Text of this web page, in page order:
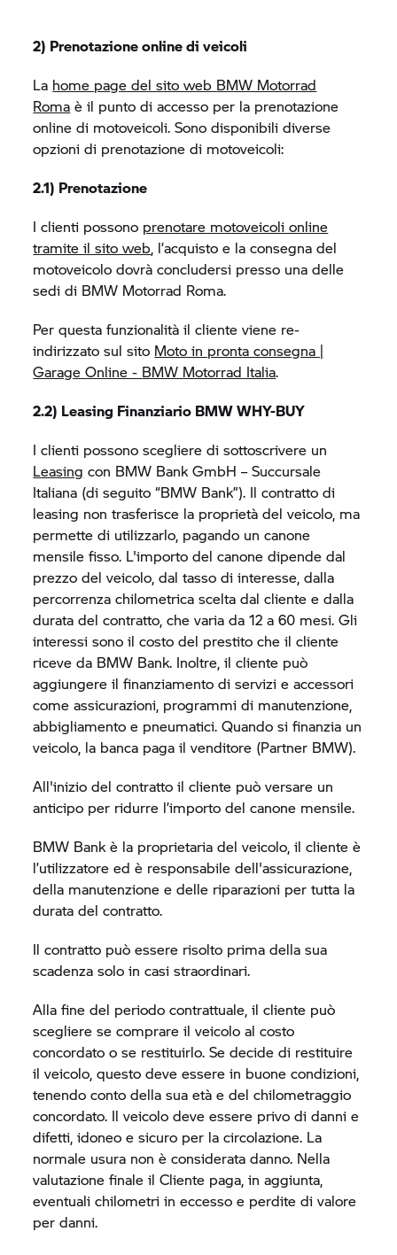
2) Prenotazione online di veicoli
La home page del sito web BMW Motorrad
Roma è il punto di accesso per la prenotazione
online di motoveicoli. Sono disponibili diverse
opzioni di prenotazione di motoveicoli:
2.1) Prenotazione
I clienti possono prenotare motoveicoli online
tramite il sito web, l’acquisto e la consegna del
motoveicolo dovrà concludersi presso una delle
sedi di BMW Motorrad Roma.
Per questa funzionalità il cliente viene re-
indirizzato sul sito Moto in pronta consegna |
Garage Online - BMW Motorrad Italia.
2.2) Leasing Finanziario BMW WHY-BUY
I clienti possono scegliere di sottoscrivere un
Leasing con BMW Bank GmbH – Succursale
Italiana (di seguito “BMW Bank”). Il contratto di
leasing non trasferisce la proprietà del veicolo, ma
permette di utilizzarlo, pagando un canone
mensile fisso. L'importo del canone dipende dal
prezzo del veicolo, dal tasso di interesse, dalla
percorrenza chilometrica scelta dal cliente e dalla
durata del contratto, che varia da 12 a 60 mesi. Gli
interessi sono il costo del prestito che il cliente
riceve da BMW Bank. Inoltre, il cliente può
aggiungere il finanziamento di servizi e accessori
come assicurazioni, programmi di manutenzione,
abbigliamento e pneumatici. Quando si finanzia un
veicolo, la banca paga il venditore (Partner BMW).
All'inizio del contratto il cliente può versare un
anticipo per ridurre l’importo del canone mensile.
BMW Bank è la proprietaria del veicolo, il cliente è
l’utilizzatore ed è responsabile dell'assicurazione,
della manutenzione e delle riparazioni per tutta la
durata del contratto.
Il contratto può essere risolto prima della sua
scadenza solo in casi straordinari.
Alla fine del periodo contrattuale, il cliente può
scegliere se comprare il veicolo al costo
concordato o se restituirlo. Se decide di restituire
il veicolo, questo deve essere in buone condizioni,
tenendo conto della sua età e del chilometraggio
concordato. Il veicolo deve essere privo di danni e
difetti, idoneo e sicuro per la circolazione. La
normale usura non è considerata danno. Nella
valutazione finale il Cliente paga, in aggiunta,
eventuali chilometri in eccesso e perdite di valore
per danni.